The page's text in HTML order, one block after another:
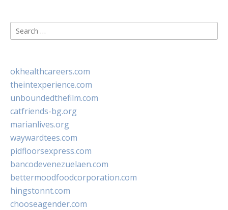
Search
for:
okhealthcareers.com
theintexperience.com
unboundedthefilm.com
catfriends-bg.org
marianlives.org
waywardtees.com
pidfloorsexpress.com
bancodevenezuelaen.com
bettermoodfoodcorporation.com
hingstonnt.com
chooseagender.com